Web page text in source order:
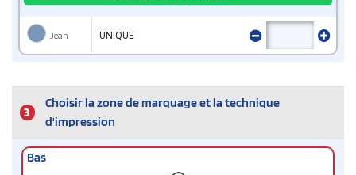
Jean UNIQUE
3
Choisir la zone de marquage et la technique
d'impression
Bas